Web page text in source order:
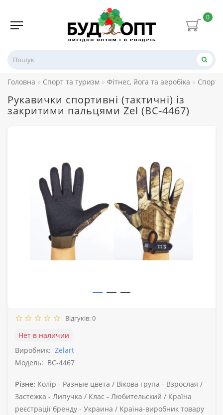
0
Головна Спорт та туризм Фітнес, йога та аеробіка
Рукавички спортивні (тактичні) із
закритими пальцями Zel (BC-4467)
Відгуків: 0
Нет в наличии
Виробник: Zelart
Модель: BC-4467
Різне: Колір - Разные цвета / Вікова група - Взрослая /
Застежка - Липучка / Клас - Любительский / Країна
реєстрації бренду - Украина / Країна-виробник товару